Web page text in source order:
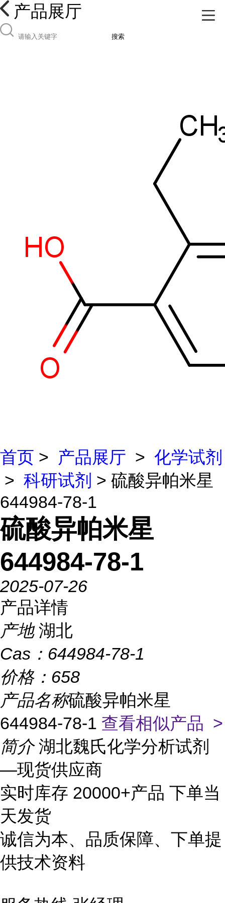
产品展厅
搜索
首页 > 产品展厅 > 化学试剂
> 科研试剂 > 硫酸异帕米星
644984-78-1
硫酸异帕米星
644984-78-1
2025-07-26
产品详情
产地 湖北
Cas： 644984-78-1
价格： 658
产品名称硫酸异帕米星
644984-78-1 查看相似产品 >
简介 湖北魏氏化学分析试剂
—现货供应商
实时库存 20000+产品 下单当
天发货
诚信为本、品质保障、下单提
供技术资料